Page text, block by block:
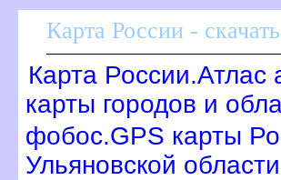
Карта России -
Карта
карты городов и
фобос.GPS карты
Ульяновской